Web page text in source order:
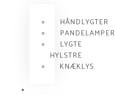
HÅNDLYGTER
PANDELAMPER
LYGTE
HYLSTRE
KNÆKLYS